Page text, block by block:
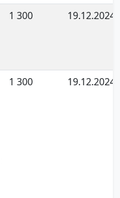
1 300 19.12.2024
1 300 19.12.2024